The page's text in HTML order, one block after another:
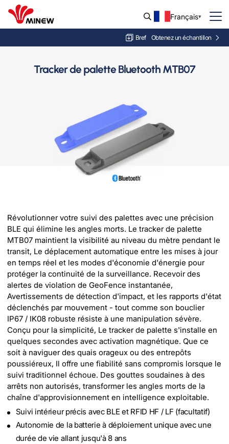
Français
Bref Obtenez un échantillon
Tracker de palette Bluetooth MTB07
Révolutionner votre suivi des palettes avec une précision
BLE qui élimine les angles morts. Le tracker de palette
MTB07 maintient la visibilité au niveau du mètre pendant le
transit, Le déplacement automatique entre les mises à jour
en temps réel et les modes d'économie d'énergie pour
protéger la continuité de la surveillance. Recevoir des
alertes de violation de GeoFence instantanée,
Avertissements de détection d'impact, et les rapports d'état
déclenchés par mouvement - tout comme son bouclier
IP67 / IK08 robuste résiste à une manipulation sévère.
Conçu pour la simplicité, Le tracker de palette s'installe en
quelques secondes avec activation magnétique. Que ce
soit à naviguer des quais orageux ou des entrepôts
poussiéreux, Il offre une fiabilité sans compromis lorsque le
suivi traditionnel échoue. Des gouttes soudaines à des
arrêts non autorisés, transformer les angles morts de la
chaîne d'approvisionnement en intelligence exploitable.
Suivi intérieur précis avec BLE et RFID HF / LF (facultatif)
Autonomie de la batterie à déploiement unique avec une
durée de vie allant jusqu'à 8 ans